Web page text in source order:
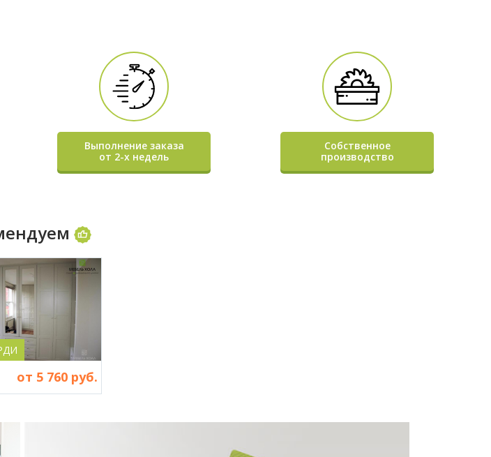
Выполнение заказа
от 2-х недель
Собственное
производство
от 5 760 руб.